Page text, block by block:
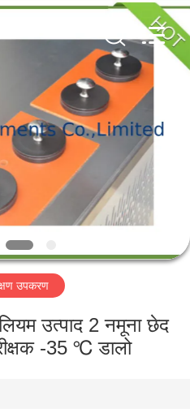
उपकरण
उत्पाद 2 नमूना छेद
-35 ℃ डालो